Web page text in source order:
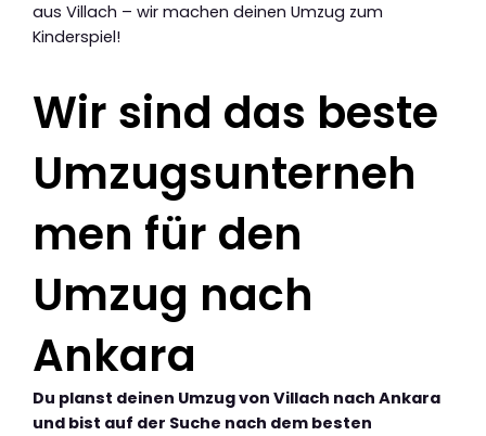
aus Villach – wir machen deinen Umzug zum
Kinderspiel!
Wir sind das beste
Umzugsunterneh
men für den
Umzug nach
Ankara
Du planst deinen Umzug von Villach nach Ankara
und bist auf der Suche nach dem besten